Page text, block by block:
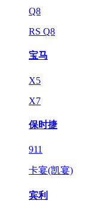
Q8
RS Q8
宝马
X5
X7
保时捷
911
卡宴(凯宴)
宾利